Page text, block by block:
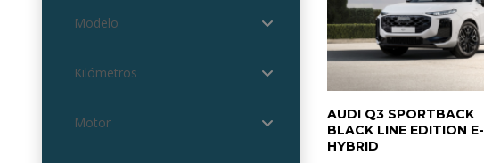
Modelo
Kilómetros
Motor
AUDI Q3 SPORTBACK
BLACK LINE EDITION E-
HYBRID